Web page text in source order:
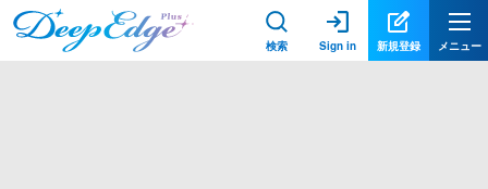
検索 Sign in 新規登録 メニュー